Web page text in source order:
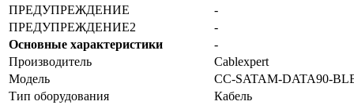
ПРЕДУПРЕЖДЕНИЕ
-
ПРЕДУПРЕЖДЕНИЕ2
-
Основные характеристики
-
Производитель
Cablexpert
Модель
CC-SATAM-DATA90-
Тип оборудования
Кабель